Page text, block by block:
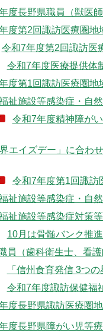
度長野県職員（獣医
度第2回諏訪医療圏地
令和7年度第2回諏訪医
令和7年度医療提供体
度第1回諏訪医療圏地
祉施設等感染症・自
令和7年度精神障が
エイズデー」に合わ
令和7年度第1回諏訪
祉施設等感染症・自
祉施設等感染症対策
10月は骨髄バンク推
員（歯科衛生士、看護
「信州食育発信 3つ
令和7年度諏訪保健福
度長野県諏訪医療圏
度長野県障がい児等